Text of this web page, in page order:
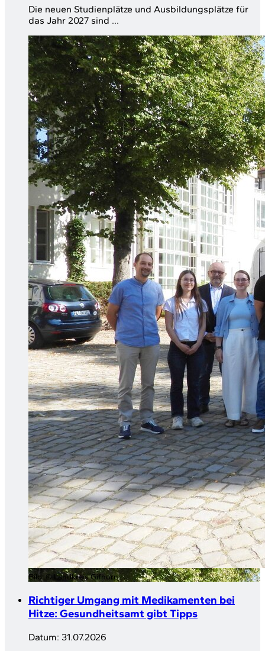
Die neuen Studienplätze und Ausbildungsplätze für
das Jahr 2027 sind ...
Bild: © Landkreis Gifhorn
Richtiger Umgang mit Medikamenten bei
Hitze: Gesundheitsamt gibt Tipps
Datum: 31.07.2026